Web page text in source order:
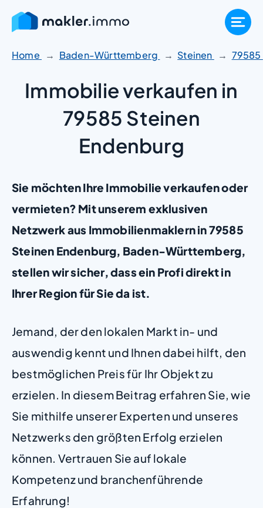
Zum
Inhalt
springen
Home Baden-Württemberg Steinen 79585
Immobilie verkaufen in
79585 Steinen
Endenburg
Sie möchten Ihre Immobilie verkaufen oder
vermieten? Mit unserem exklusiven
Netzwerk aus Immobilienmaklern in 79585
Steinen Endenburg, Baden-Württemberg,
stellen wir sicher, dass ein Profi direkt in
Ihrer Region für Sie da ist.
Jemand, der den lokalen Markt in- und
auswendig kennt und Ihnen dabei hilft, den
bestmöglichen Preis für Ihr Objekt zu
erzielen. In diesem Beitrag erfahren Sie, wie
Sie mithilfe unserer Experten und unseres
Netzwerks den größten Erfolg erzielen
können. Vertrauen Sie auf lokale
Kompetenz und branchenführende
Erfahrung!